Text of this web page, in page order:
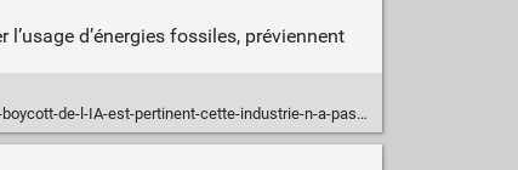
d’énergies fossiles, préviennent
IA-est-pertinent-cette-industrie-n-a-pas-encore-totalement-colonise-nos